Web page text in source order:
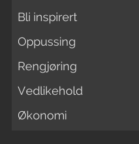
Bli inspirert
Oppussing
Rengjøring
Vedlikehold
Økonomi